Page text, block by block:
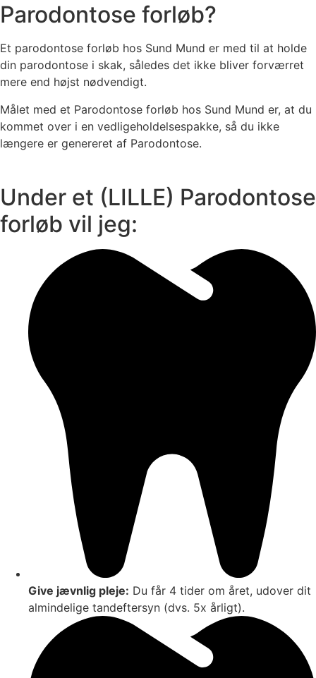
Parodontose forløb?
Et parodontose forløb hos Sund Mund er med til at holde
din parodontose i skak, således det ikke bliver forværret
mere end højst nødvendigt.
Målet med et Parodontose forløb hos Sund Mund er, at du
kommet over i en vedligeholdelsespakke, så du ikke
længere er genereret af Parodontose.
Under et (LILLE) Parodontose
forløb vil jeg:
Give jævnlig pleje: Du får 4 tider om året, udover dit
almindelige tandeftersyn (dvs. 5x årligt).